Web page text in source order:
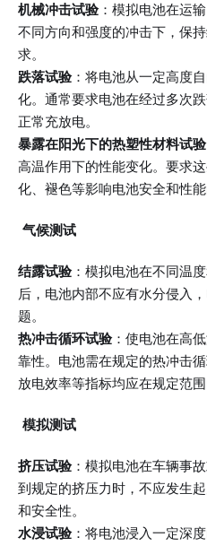
机械冲击试验：模拟电池在运
不同方向和强度的冲击下，保
求。
跌落试验：将电池从一定高度
化。通常要求电池在经过多次
正常充放电。
暴露在阳光下的热塑性材料试验
高温作用下的性能变化。要求
化、褪色等影响电池安全和性能
气候测试
结露试验：模拟电池在不同温
后，电池内部不应有水分侵入
题。
热冲击循环试验：使电池在高
靠性。电池需在规定的热冲击
放电效率等指标均应在规定范围
模拟测试
挤压试验：模拟电池在车辆事
到规定的挤压力时，不应发生
和安全性。
水浸试验：将电池浸入一定深